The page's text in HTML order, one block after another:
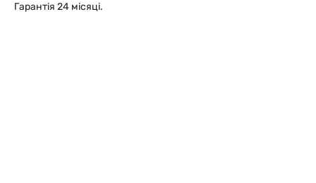
Гарантія 24 місяці.